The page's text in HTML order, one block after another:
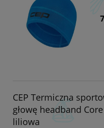
CEP Termiczna
głowę headband
liliowa